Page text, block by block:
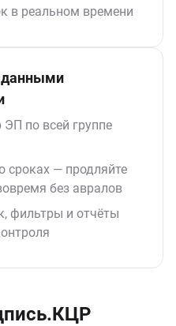
в реальном времени
по всей группе
сроках — продляйте
без авралов
фильтры и отчёты